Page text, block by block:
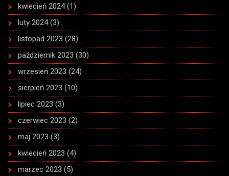
kwiecień 2024(1)
luty 2024(3)
listopad 2023 (28)
październik 2023 (30)
wrzesień 2023 (24)
sierpień 2023 (10)
lipiec 2023 (3)
czerwiec 2023 (2)
maj 2023 (3)
kwiecień 2023 (4)
marzec 2023 (5)